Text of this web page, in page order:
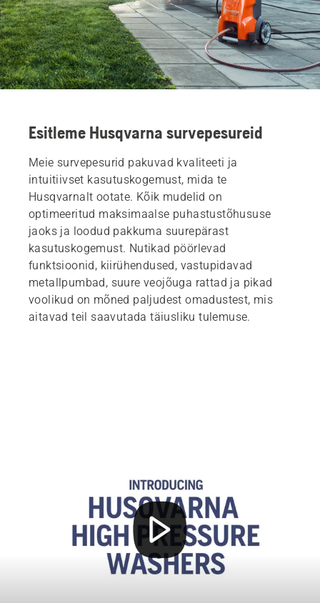
Esitleme Husqvarna survepesureid
Meie survepesurid pakuvad kvaliteeti ja
intuitiivset kasutuskogemust, mida te
Husqvarnalt ootate. Kõik mudelid on
optimeeritud maksimaalse puhastustõhususe
jaoks ja loodud pakkuma suurepärast
kasutuskogemust. Nutikad pöörlevad
funktsioonid, kiirühendused, vastupidavad
metallpumbad, suure veojõuga rattad ja pikad
voolikud on mõned paljudest omadustest, mis
aitavad teil saavutada täiusliku tulemuse.